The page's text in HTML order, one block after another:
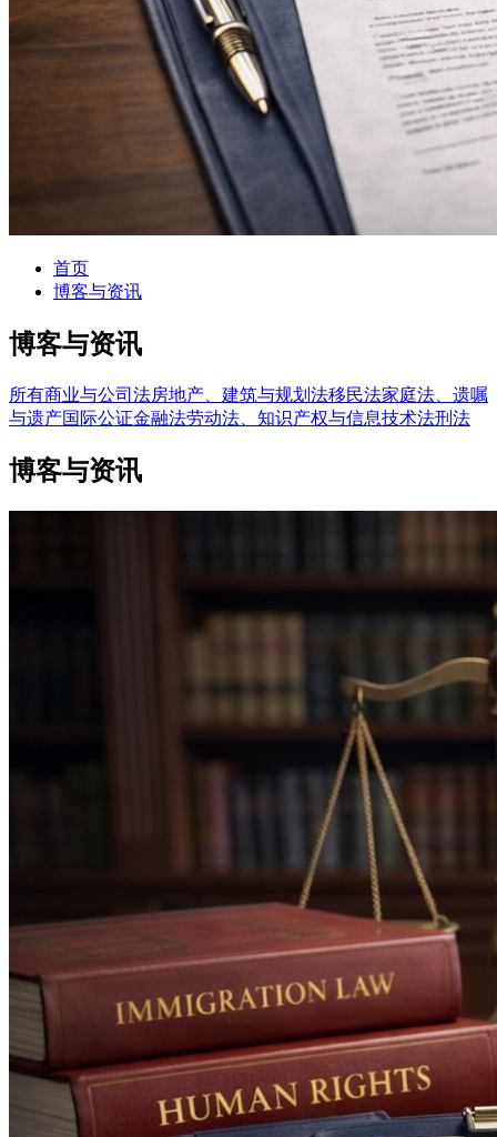
首页
博客与资讯
博客与资讯
所有商业与公司法房地产、建筑与规划法移民法家庭法、遗嘱
与遗产国际公证金融法劳动法、知识产权与信息技术法刑法
博客与资讯